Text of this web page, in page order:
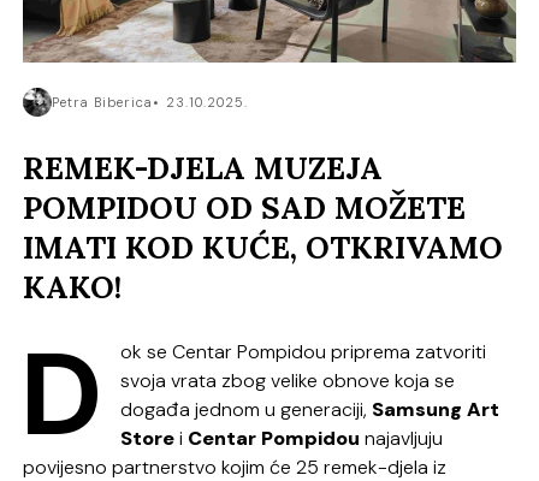
Petra Biberica 23.10.2025.
REMEK-DJELA MUZEJA
POMPIDOU OD SAD MOŽETE
IMATI KOD KUĆE, OTKRIVAMO
KAKO!
D
ok se Centar Pompidou priprema zatvoriti
svoja vrata zbog velike obnove koja se
događa jednom u generaciji, Samsung Art
Storei Centar Pompidou najavljuju
povijesno partnerstvo kojim će 25 remek-djela iz